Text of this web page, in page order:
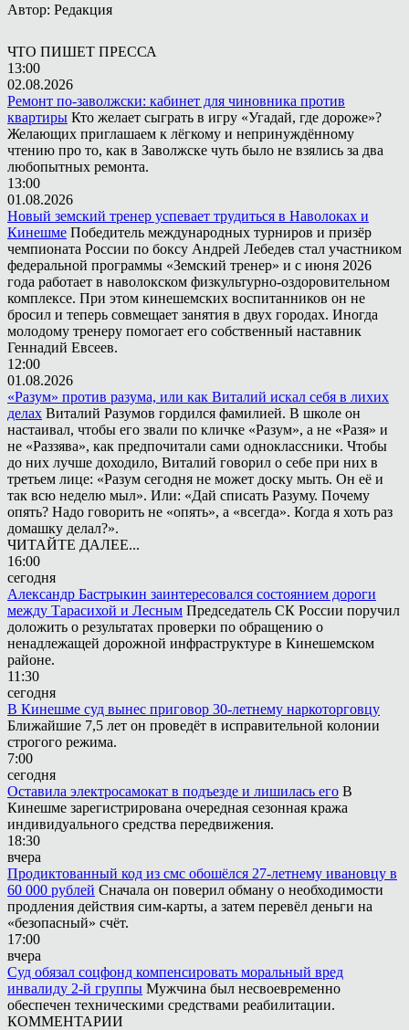
Автор: Редакция
ЧТО ПИШЕТ ПРЕССА
13:00
02.08.2026
Ремонт по-заволжски: кабинет для чиновника против
квартиры Кто желает сыграть в игру «Угадай, где дороже»?
Желающих приглашаем к лёгкому и непринуждённому
чтению про то, как в Заволжске чуть было не взялись за два
любопытных ремонта.
13:00
01.08.2026
Новый земский тренер успевает трудиться в Наволоках и
Кинешме Победитель международных турниров и призёр
чемпионата России по боксу Андрей Лебедев стал участником
федеральной программы «Земский тренер» и с июня 2026
года работает в наволокском физкультурно-оздоровительном
комплексе. При этом кинешемских воспитанников он не
бросил и теперь совмещает занятия в двух городах. Иногда
молодому тренеру помогает его собственный наставник
Геннадий Евсеев.
12:00
01.08.2026
«Разум» против разума, или как Виталий искал себя в лихих
делах Виталий Разумов гордился фамилией. В школе он
настаивал, чтобы его звали по кличке «Разум», а не «Разя» и
не «Раззява», как предпочитали сами одноклассники. Чтобы
до них лучше доходило, Виталий говорил о себе при них в
третьем лице: «Разум сегодня не может доску мыть. Он её и
так всю неделю мыл». Или: «Дай списать Разуму. Почему
опять? Надо говорить не «опять», а «всегда». Когда я хоть раз
домашку делал?».
ЧИТАЙТЕ ДАЛЕЕ...
16:00
сегодня
Александр Бастрыкин заинтересовался состоянием дороги
между Тарасихой и Лесным Председатель СК России поручил
доложить о результатах проверки по обращению о
ненадлежащей дорожной инфраструктуре в Кинешемском
районе.
11:30
сегодня
В Кинешме суд вынес приговор 30-летнему наркоторговцу
Ближайшие 7,5 лет он проведёт в исправительной колонии
строгого режима.
7:00
сегодня
Оставила электросамокат в подъезде и лишилась его В
Кинешме зарегистрирована очередная сезонная кража
индивидуального средства передвижения.
18:30
вчера
Продиктованный код из смс обошёлся 27-летнему ивановцу в
60 000 рублей Сначала он поверил обману о необходимости
продления действия сим-карты, а затем перевёл деньги на
«безопасный» счёт.
17:00
вчера
Суд обязал соцфонд компенсировать моральный вред
инвалиду 2-й группы Мужчина был несвоевременно
обеспечен техническими средствами реабилитации.
КОММЕНТАРИИ